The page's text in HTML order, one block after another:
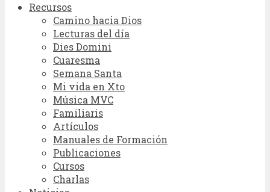
Recursos
Camino hacia Dios
Lecturas del día
Dies Domini
Cuaresma
Semana Santa
Mi vida en Xto
Música MVC
Familiaris
Artículos
Manuales de Formación
Publicaciones
Cursos
Charlas